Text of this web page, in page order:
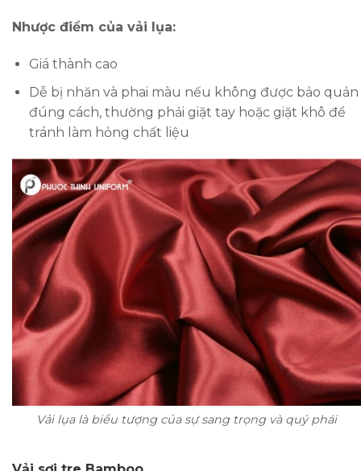
Nhược điểm của vải lụa:
Giá thành cao
Dễ bị nhăn và phai màu nếu không được bảo quản
đúng cách, thường phải giặt tay hoặc giặt khô để
tránh làm hỏng chất liệu
Vải lụa là biểu tượng của sự sang trọng và quý phái